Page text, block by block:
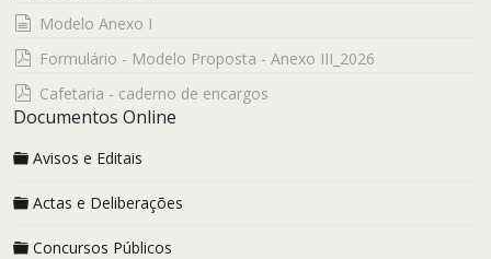
documento
Modelo Anexo I
pdf
Formulário - Modelo Proposta - Anexo III_2026
pdf
Cafetaria - caderno de encargos
Documentos Online
Avisos e Editais
Actas e Deliberações
Concursos Públicos